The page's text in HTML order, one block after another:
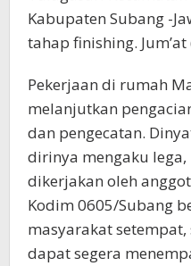
Kabupaten Subang -
tahap finishing.
Pekerjaan di rumah
melanjutkan
dan pengecatan.
dirinya mengaku
dikerjakan oleh
Kodim 0605/Subang
masyarakat
dapat segera